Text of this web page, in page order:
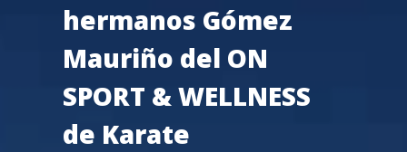
hermanos Gómez
Mauriño del ON
SPORT & WELLNESS
de Karate